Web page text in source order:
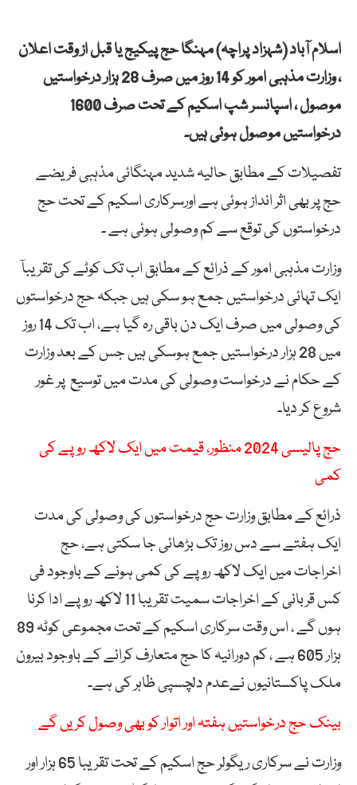
اسلام آباد (شہزاد پراچہ) مہنگا حج پیکیج یا قبل از وقت اعلان
، وزارت مذہبی امور کو 14 روز میں صرف 28 ہزار درخواستیں
موصول ، اسپانسر شپ اسکیم کے تحت صرف 1600
درخواستیں موصول ہوئی ہیں۔
تفصیلات کے مطابق حالیہ شدید مہنگائی مذہبی فریضے
حج پر بھی اثر انداز ہوئی ہے اورسرکاری اسکیم کے تحت حج
درخواستوں کی توقع سے کم وصولی ہوئی ہے ۔
وزارت مذہبی امور کے ذرائع کے مطابق اب تک کوٹے کی تقریبآ
ایک تہائی درخواستیں جمع ہو سکی ہیں جبکہ حج درخواستوں
کی وصولی میں صرف ایک دن باقی رہ گیا ہے، اب تک 14 روز
میں 28 ہزار درخواستیں جمع ہوسکی ہیں جس کے بعد وزارت
کے حکام نے درخواست وصولی کی مدت میں توسیع پر غور
شروع کر دیا۔
حج پالیسی 2024 منظور، قیمت میں ایک لاکھ روپے کی
کمی
ذرائع کے مطابق وزارت حج درخواستوں کی وصولی کی مدت
ایک ہفتے سے دس روز تک بڑھائی جا سکتی ہے، حج
اخراجات میں ایک لاکھ روپے کی کمی ہونے کے باوجود فی
کس قربانی کے اخراجات سمیت تقریبا 11 لاکھ روپے ادا کرنا
ہوں گے ، اس وقت سرکاری اسکیم کے تحت مجموعی کوٹہ 89
ہزار 605 ہے ، کم دورانیہ کا حج متعارف کرانے کے باوجود بیرون
ملک پاکستانیوں نےعدم دلچسپی ظاہر کی ہے۔
بینک حج درخواستیں ہفتہ اور اتوار کو بھی وصول کریں گے
وزارت نے سرکاری ریگولر حج اسکیم کے تحت تقریبا 65 ہزار اور